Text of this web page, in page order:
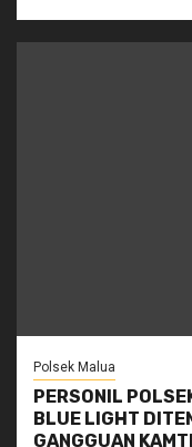
Polsek Malua
PERSONIL
BLUE LIGHT
GANGGUAN